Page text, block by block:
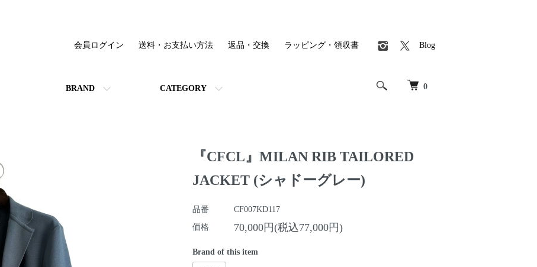
0
BRAND CATEGORY
会員ログイン 送料・お支払い方法 返品・交換 ラッピング・領収書 Blog
『CFCL』MILAN RIB TAILORED
JACKET (シャドーグレー)
品番
CF007KD117
価格
70,000円(税込77,000円)
Brand of this item